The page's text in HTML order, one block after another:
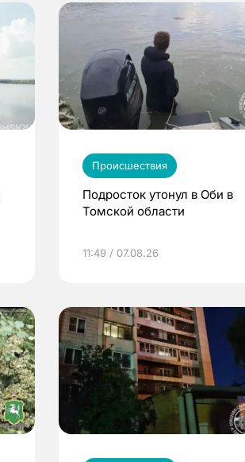
Происшествия
Подросток утонул в Оби в
Томской области
11:49 / 07.08.26